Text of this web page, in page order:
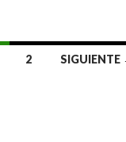
2 SIGUIENTE